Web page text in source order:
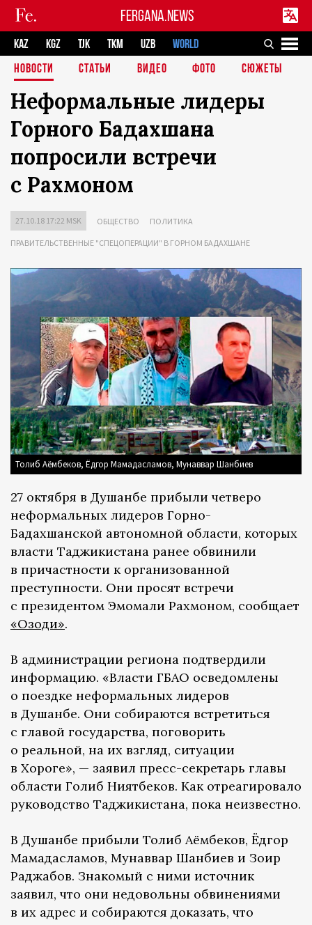
FERGANA.NEWS
KAZ KGZ TJK TKM UZB
WORLD
НОВОСТИ
СТАТЬИ ВИДЕО ФОТО СЮЖЕТЫ
Неформальные лидеры
Горного Бадахшана
попросили встречи
с Рахмоном
27.10.18 17:22 MSK ОБЩЕСТВО ПОЛИТИКА
ПРАВИТЕЛЬСТВЕННЫЕ "СПЕЦОПЕРАЦИИ" В ГОРНОМ БАДАХШАНЕ
Толиб Аёмбеков, Ёдгор Мамадасламов, Мунаввар Шанбиев
27 октября в Душанбе прибыли четверо
неформальных лидеров Горно-
Бадахшанской автономной области, которых
власти Таджикистана ранее обвинили
в причастности к организованной
преступности. Они просят встречи
с президентом Эмомали Рахмоном, сообщает
«Озоди».
В администрации региона подтвердили
информацию. «Власти ГБАО осведомлены
о поездке неформальных лидеров
в Душанбе. Они собираются встретиться
с главой государства, поговорить
о реальной, на их взгляд, ситуации
в Хороге», — заявил пресс-секретарь главы
области Голиб Ниятбеков. Как отреагировало
руководство Таджикистана, пока неизвестно.
В Душанбе прибыли Толиб Аёмбеков, Ёдгор
Мамадасламов, Мунаввар Шанбиев и Зоир
Раджабов. Знакомый с ними источник
заявил, что они недовольны обвинениями
в их адрес и собираются доказать, что